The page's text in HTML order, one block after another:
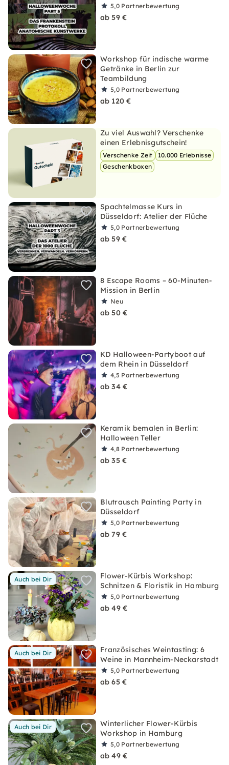
5,0 Partnerbewertung
ab 59 €
Workshop für indische warme
Getränke in Berlin zur
Teambildung
5,0 Partnerbewertung
ab 120 €
Zu viel Auswahl? Verschenke
einen Erlebnisgutschein!
Verschenke Zeit
10.000 Erlebnisse
Geschenkboxen
Spachtelmasse Kurs in
Düsseldorf: Atelier der Flüche
5,0 Partnerbewertung
ab 59 €
8 Escape Rooms – 60-Minuten-
Mission in Berlin
Neu
ab 50 €
KD Halloween-Partyboot auf
dem Rhein in Düsseldorf
4,5 Partnerbewertung
ab 34 €
Keramik bemalen in Berlin:
Halloween Teller
4,8 Partnerbewertung
ab 35 €
Blutrausch Painting Party in
Düsseldorf
5,0 Partnerbewertung
ab 79 €
Auch bei Dir
Flower-Kürbis Workshop:
Schnitzen & Floristik in Hamburg
5,0 Partnerbewertung
ab 49 €
Auch bei Dir
Französisches Weintasting: 6
Weine in Mannheim-Neckarstadt
5,0 Partnerbewertung
ab 65 €
Auch bei Dir
Winterlicher Flower-Kürbis
Workshop in Hamburg
5,0 Partnerbewertung
ab 49 €